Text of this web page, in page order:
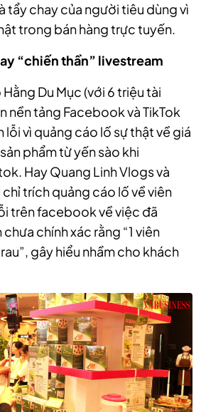
tẩy chay của người tiêu dùng vì
trong bán hàng trực tuyến.
“chiến thần” livestream
Du Mục (với 6 triệu tài
nền tảng Facebook và TikTok
lỗi vì quảng cáo lố sự thật về giá
phẩm từ yến sào khi
Hay Quang Linh Vlogs và
chỉ trích quảng cáo lố về viên
trên facebook về việc đã
chính xác rằng “1 viên
gây hiểu nhầm cho khách